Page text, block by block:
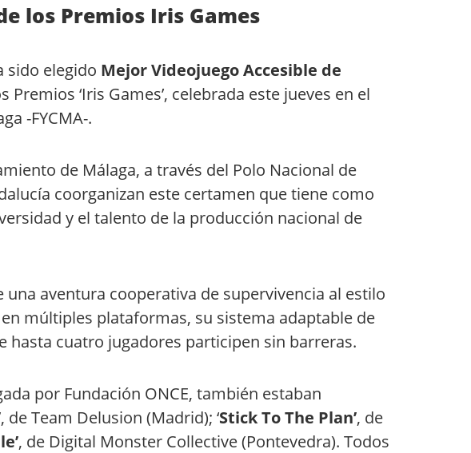
los Premios Iris Games
sido elegido Mejor Videojuego Accesible de
Premios ‘Iris Games’, celebrada este jueves en el
-FYCMA-.
de Málaga, a través del Polo Nacional de
coorganizan este certamen que tiene como
y el talento de la producción nacional de
aventura cooperativa de supervivencia al estilo
en múltiples plataformas, su sistema adaptable de
hasta cuatro jugadores participen sin barreras.
por Fundación ONCE, también estaban
, de Team Delusion (Madrid); ‘Stick To The Plan’, de
, de Digital Monster Collective (Pontevedra). Todos